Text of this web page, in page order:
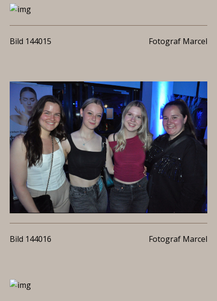
Bild 144015 Fotograf Marcel
Bild 144016 Fotograf Marcel